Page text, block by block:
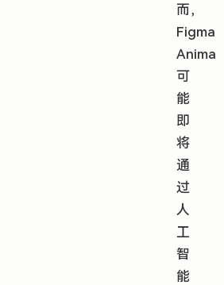
而，
Figma
Anima
可
能
即
将
通
过
人
工
智
能